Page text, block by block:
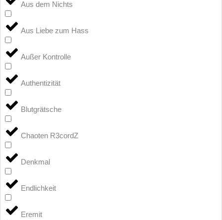
Aus dem Nichts
Aus Liebe zum Hass
Außer Kontrolle
Authentizität
Blutgrätsche
Chaoten R3cordZ
Denkmal
Endlichkeit
Eremit